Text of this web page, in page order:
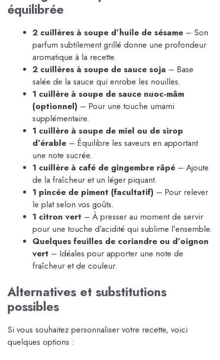
équilibrée
2 cuillères à soupe d’huile de sésame – Son
parfum subtilement grillé donne une profondeur
aromatique à la recette.
2 cuillères à soupe de sauce soja – Base
salée de la sauce qui enrobe les nouilles.
1 cuillère à soupe de sauce nuoc-mâm
(optionnel) – Pour une touche umami
supplémentaire.
1 cuillère à soupe de miel ou de sirop
d’érable – Équilibre les saveurs en apportant
une note sucrée.
1 cuillère à café de gingembre râpé – Ajoute
de la fraîcheur et un léger piquant.
1 pincée de piment (facultatif) – Pour relever
le plat selon vos goûts.
1 citron vert – À presser au moment de servir
pour une touche d’acidité qui sublime l’ensemble.
Quelques feuilles de coriandre ou d’oignon
vert – Idéales pour apporter une note de
fraîcheur et de couleur.
Alternatives et substitutions
possibles
Si vous souhaitez personnaliser votre recette, voici
quelques options :